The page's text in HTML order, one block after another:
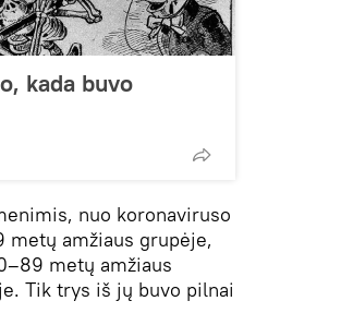
kada buvo
nuo koronaviruso
metų amžiaus grupėje,
metų amžiaus
Tik trys iš jų buvo pilnai